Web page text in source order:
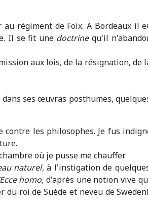
régiment de Foix. A Bordeaux il
Il se fit une doctrinequ'il
aux lois, de la résignation, de
ses œuvras posthumes,
les philosophes. Je fus
où je pusse me chauffer.
naturel, à l'instigation de
homo, d'après une notion vive
roi de Suède et neveu de